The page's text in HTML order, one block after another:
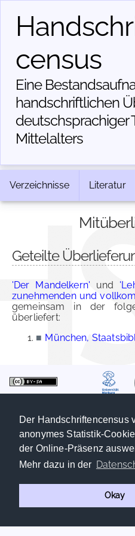
Der Handschriftencensus
anonymes Statistik-
der Online-Präsenz
Mehr dazu in der
Okay
census
Eine
handschriftlichen
deutschsprachiger
Mittelalters
Verzeichnisse Literatur
Geteilte
'Der Mandelkern' und
zunehmenden und
gemeinsam in der
überliefert:
■ München,